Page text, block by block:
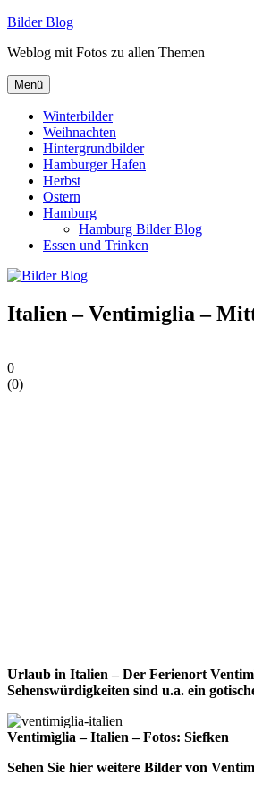
Zum
springen
Bilder Blog
Weblog mit Fotos zu allen Themen
Menü
Winterbilder
Weihnachten
Hintergrundbilder
Hamburger Hafen
Herbst
Ostern
Hamburg
Hamburg Bilder Blog
Essen und Trinken
Italien – Ventimiglia –
0
(0)
Urlaub in Italien – Der Ferienort
Sehenswürdigkeiten sind u.a. ein
Ventimìglia – Italien – Fotos: Siefken
Sehen Sie hier weitere Bilder von